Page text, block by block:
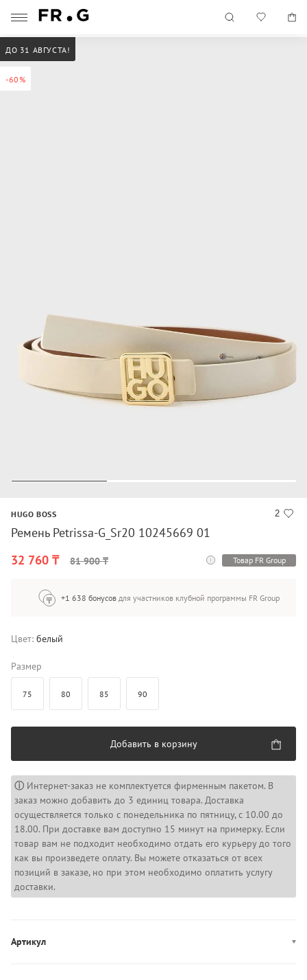
-60%
ДО 31 АВГУСТА!
2
HUGO BOSS
Ремень Petrissa-G_Sr20 10245669 01
32 760 ₸
81 900 ₸ Товар FR Group
+1 638 бонусов для участников клубной программы FR Group
Цвет: белый
Размер
75 80 85 90
Добавить в корзину
ⓘ Интернет-заказ не комплектуется фирменным пакетом. В
заказ можно добавить до 3 единиц товара. Доставка
осуществляется только с понедельника по пятницу, с 10.00 до
18.00. При доставке вам доступно 15 минут на примерку. Если
товар вам не подходит необходимо отдать его курьеру до того
как вы произведете оплату. Вы можете отказаться от всех
позиций в заказе, но при этом необходимо оплатить услугу
доставки.
Артикул